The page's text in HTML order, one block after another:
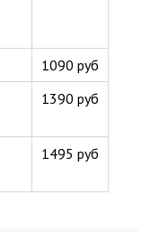
1090 руб
1390 руб
1495 руб